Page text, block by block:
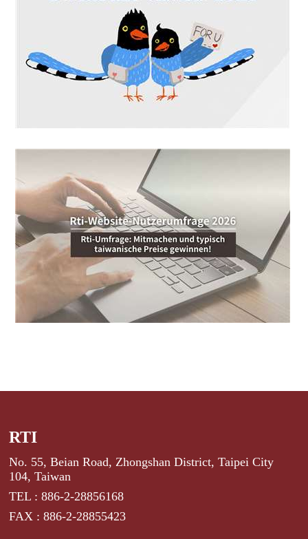
RTI
No. 55, Beian Road, Zhongshan District, Taipei City
104, Taiwan
TEL : 886-2-28856168
FAX : 886-2-28855423